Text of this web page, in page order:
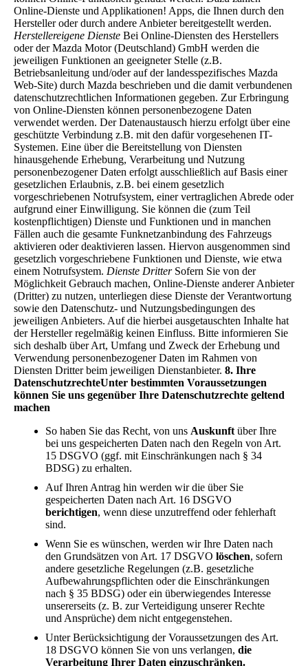
Online-Dienste und Applikationen! Apps, die Ihnen durch den
Hersteller oder durch andere Anbieter bereitgestellt werden.
Herstellereigene Dienste Bei Online-Diensten des Herstellers
oder der Mazda Motor (Deutschland) GmbH werden die
jeweiligen Funktionen an geeigneter Stelle (z.B.
Betriebsanleitung und/oder auf der landesspezifisches Mazda
Web-Site) durch Mazda beschrieben und die damit verbundenen
datenschutzrechtlichen Informationen gegeben. Zur Erbringung
von Online-Diensten können personenbezogene Daten
verwendet werden. Der Datenaustausch hierzu erfolgt über eine
geschützte Verbindung z.B. mit den dafür vorgesehenen IT-
Systemen. Eine über die Bereitstellung von Diensten
hinausgehende Erhebung, Verarbeitung und Nutzung
personenbezogener Daten erfolgt ausschließlich auf Basis einer
gesetzlichen Erlaubnis, z.B. bei einem gesetzlich
vorgeschriebenen Notrufsystem, einer vertraglichen Abrede oder
aufgrund einer Einwilligung. Sie können die (zum Teil
kostenpflichtigen) Dienste und Funktionen und in manchen
Fällen auch die gesamte Funknetzanbindung des Fahrzeugs
aktivieren oder deaktivieren lassen. Hiervon ausgenommen sind
gesetzlich vorgeschriebene Funktionen und Dienste, wie etwa
einem Notrufsystem. Dienste DritterSofern Sie von der
Möglichkeit Gebrauch machen, Online-Dienste anderer Anbieter
(Dritter) zu nutzen, unterliegen diese Dienste der Verantwortung
sowie den Datenschutz- und Nutzungsbedingungen des
jeweiligen Anbieters. Auf die hierbei ausgetauschten Inhalte hat
der Hersteller regelmäßig keinen Einfluss. Bitte informieren Sie
sich deshalb über Art, Umfang und Zweck der Erhebung und
Verwendung personenbezogener Daten im Rahmen von
Diensten Dritter beim jeweiligen Dienstanbieter. 8. Ihre
DatenschutzrechteUnter bestimmten Voraussetzungen
können Sie uns gegenüber Ihre Datenschutzrechte geltend
machen
So haben Sie das Recht, von uns Auskunft über Ihre
bei uns gespeicherten Daten nach den Regeln von Art.
15 DSGVO (ggf. mit Einschränkungen nach § 34
BDSG) zu erhalten.
Auf Ihren Antrag hin werden wir die über Sie
gespeicherten Daten nach Art. 16 DSGVO
berichtigen, wenn diese unzutreffend oder fehlerhaft
sind.
Wenn Sie es wünschen, werden wir Ihre Daten nach
den Grundsätzen von Art. 17 DSGVO löschen, sofern
andere gesetzliche Regelungen (z.B. gesetzliche
Aufbewahrungspflichten oder die Einschränkungen
nach § 35 BDSG) oder ein überwiegendes Interesse
unsererseits (z. B. zur Verteidigung unserer Rechte
und Ansprüche) dem nicht entgegenstehen.
Unter Berücksichtigung der Voraussetzungen des Art.
18 DSGVO können Sie von uns verlangen, die
Verarbeitung Ihrer Daten einzuschränken.